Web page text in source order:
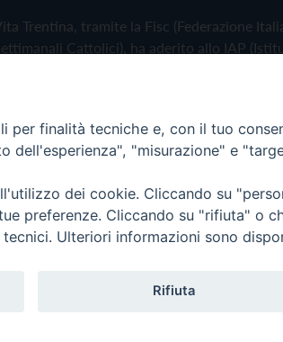
Trentina, tramite la Fisc (Federazione
Cattolici), ha aderito allo IAP
Privacy Policy Cookie Policy
Editrice
per finalità tecniche e, con il tuo
dell'esperienza", "misurazione" e
dei cookie. Cliccando su
preferenze. Cliccando su "rifiuta" o
Ulteriori informazioni sono
Rifiuta